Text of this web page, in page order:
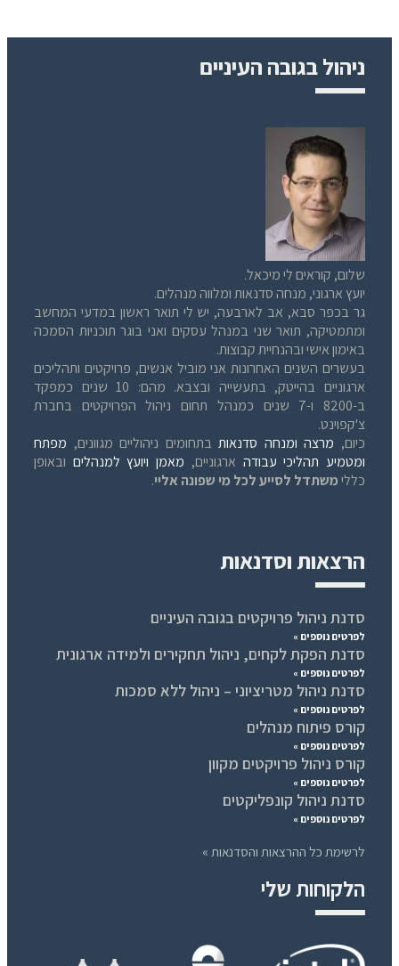
ניהול בגובה העיניים
שלום, קוראים לי מיכאל.
יועץ ארגוני, מנחה סדנאות ומלווה מנהלים.
גר בכפר סבא, אב לארבעה, יש לי תואר ראשון במדעי המחשב
ומתמטיקה, תואר שני במנהל עסקים ואני בוגר תוכניות הסמכה
באימון אישי ובהנחיית קבוצות.
בעשרים השנים האחרונות אני מוביל אנשים, פרויקטים ותהליכים
ארגוניים בהייטק, בתעשייה ובצבא. מהם: 10 שנים כמפקד
ב-8200 ו-7 שנים כמנהל תחום ניהול הפרויקטים בחברת
צ'קפוינט.
כיום, מרצה ומנחה סדנאותבתחומים ניהוליים מגוונים, מפתח
ומטמיע תהליכי עבודה ארגוניים, מאמן ויועץ למנהלים ובאופן
כללימשתדל לסייע לכל מי שפונה אליי.
הרצאות וסדנאות
סדנת ניהול פרויקטים בגובה העיניים
לפרטים נוספים »
סדנת הפקת לקחים, ניהול תחקירים ולמידה ארגונית
לפרטים נוספים »
סדנת ניהול מטריציוני – ניהול ללא סמכות
לפרטים נוספים »
קורס פיתוח מנהלים
לפרטים נוספים »
קורס ניהול פרויקטים מקוון
לפרטים נוספים »
סדנת ניהול קונפליקטים
לפרטים נוספים »
לרשימת כל ההרצאות והסדנאות »
הלקוחות שלי